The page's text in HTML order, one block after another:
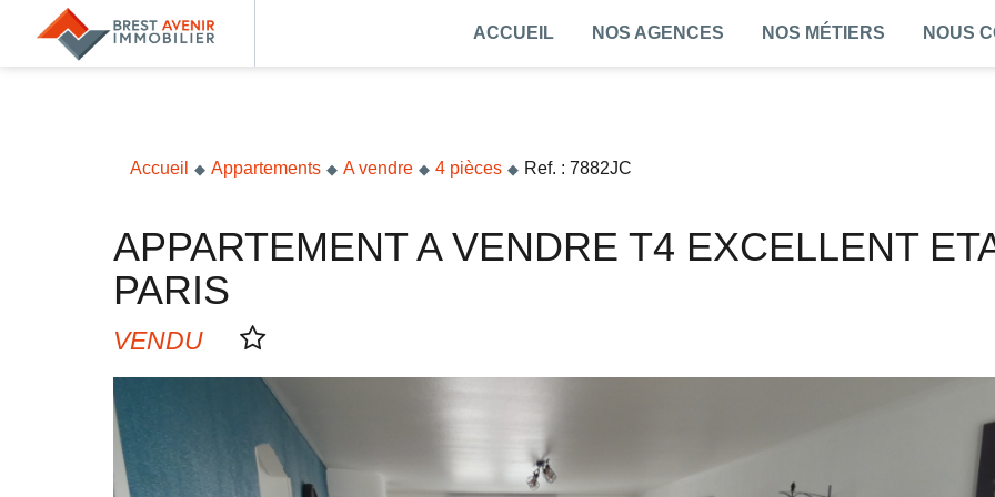
ACCUEIL NOS AGENCES NOS MÉTIERS
NOUS
Accueil
Nos agences
Nos métiers
Syndic de copropriété
Transactions immobilières
Gestion locative
Accueil Appartements A vendre 4 pièces Ref. : 7882JC
APPARTEMENT A VENDRE T4 EXCELLENT ETAT BREST PETIT
PARIS
VENDU